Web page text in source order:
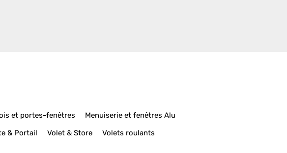
et portes-fenêtres
Menuiserie et fenêtres Alu
& Portail Volet & Store Volets roulants